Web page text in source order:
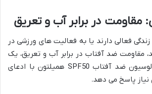
مقاومت در برابر آب و تعریق
فعالی دارند یا به فعالیت های ورزشی در
مقاومت ضد آفتاب در برابر آب و تعریق، یک
ویژگی حیاتی است. لوسیون ضد آفتاب SPF50 همیلتون با ادعای
پاسخ می دهد.